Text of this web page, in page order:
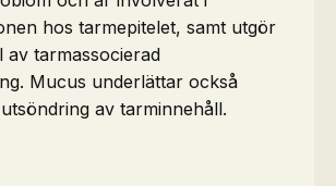
hos tarmepitelet, samt utgör
av tarmassocierad
Mucus underlättar också
av tarminnehåll.